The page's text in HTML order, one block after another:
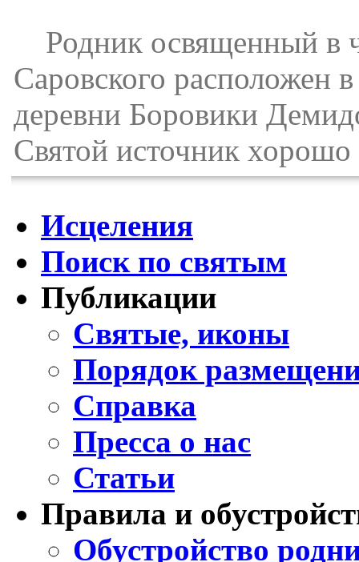
Родник освященный в
Саровского расположен
деревни Боровики
Святой источник хорошо
Исцеления
Поиск по святым
Публикации
Святые, иконы
Порядок
Справка
Пресса о нас
Статьи
Правила и
Обустройство